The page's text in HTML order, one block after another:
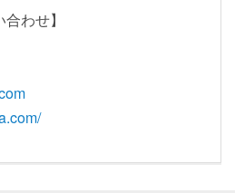
わせ】